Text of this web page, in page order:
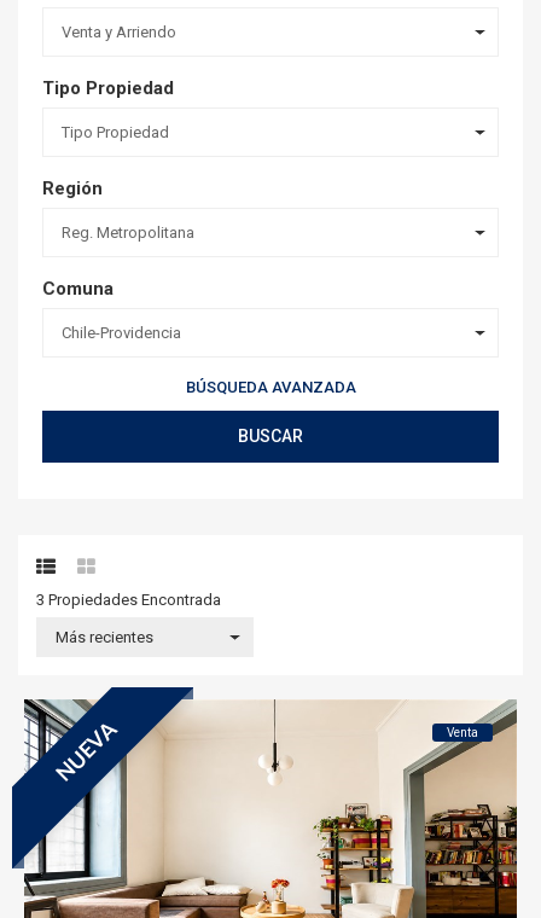
Venta y Arriendo
Tipo Propiedad
Tipo Propiedad
Región
Reg. Metropolitana
Comuna
Chile-Providencia
BÚSQUEDA AVANZADA
BUSCAR
3 Propiedades Encontrada
Más recientes
NUEVA Venta